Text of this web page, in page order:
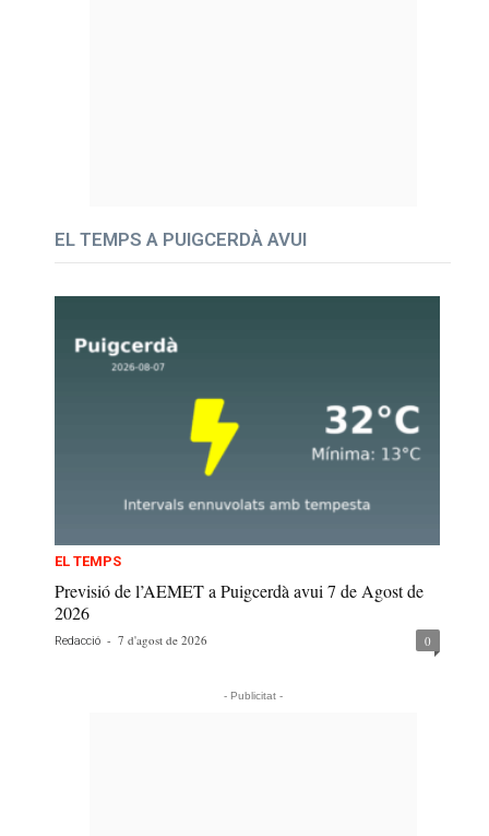
EL TEMPS A PUIGCERDÀ AVUI
EL TEMPS
Previsió de l’AEMET a Puigcerdà avui 7 de Agost de
2026
Redacció - 7 d'agost de 2026 0
- Publicitat -